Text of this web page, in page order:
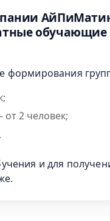
обучающие
формирования
2 человек;
и для